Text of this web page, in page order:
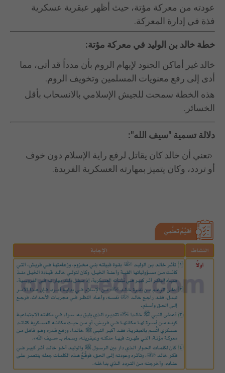
عودته من معركة مؤتة، حيث أظهر عبقرية عسكرية
فذة في إدارة المعركة.
خطة خالد بن الوليد في معركة مؤتة:
خالد غير أماكن الجنود لإيهام الروم بأن مدداً قد أتى، مما
أدى إلى رفع معنويات المسلمين وتخويف الروم.
هذه الخطة سمحت للجيش الإسلامي بالانسحاب بأقل
الخسائر.
دلالة تسمية "سيف الله":
تعني أن خالد كان يقاتل لرفع راية الإسلام دون خوف
أو تردد، وكان يتميز بمهارته العسكرية الفريدة.